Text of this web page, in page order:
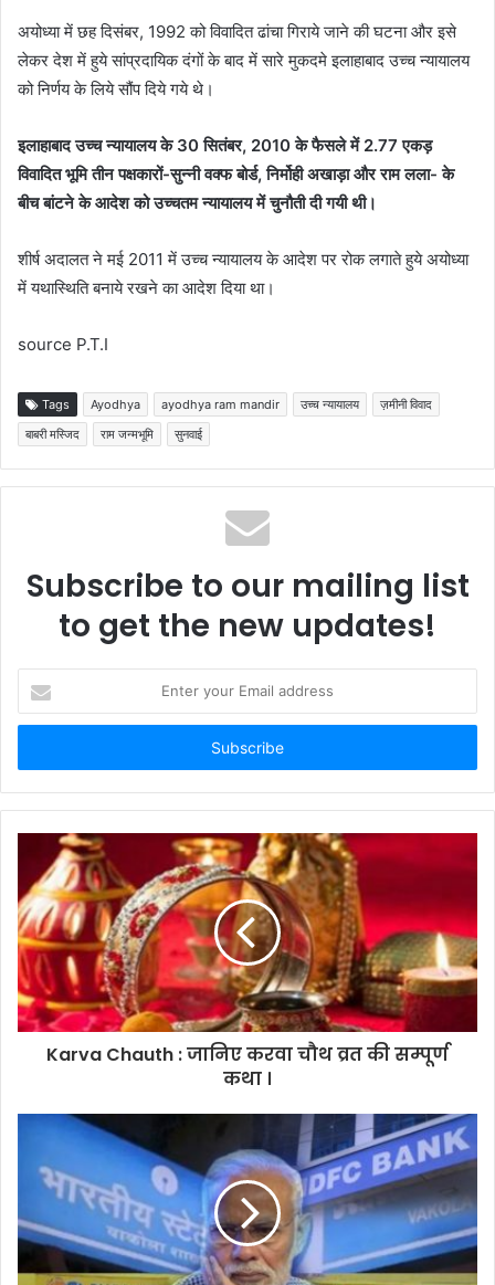
अयोध्या में छह दिसंबर, 1992 को विवादित ढांचा गिराये जाने की घटना और इसे
लेकर देश में हुये सांप्रदायिक दंगों के बाद में सारे मुकदमे इलाहाबाद उच्च न्यायालय
को निर्णय के लिये सौंप दिये गये थे।
इलाहाबाद उच्च न्यायालय के 30 सितंबर, 2010 के फैसले में 2.77 एकड़
विवादित भूमि तीन पक्षकारों-सुन्नी वक्फ बोर्ड, निर्मोही अखाड़ा और राम लला- के
बीच बांटने के आदेश को उच्चतम न्यायालय में चुनौती दी गयी थी।
शीर्ष अदालत ने मई 2011 में उच्च न्यायालय के आदेश पर रोक लगाते हुये अयोध्या
में यथास्थिति बनाये रखने का आदेश दिया था।
source P.T.I
Tags Ayodhya ayodhya ram mandir उच्च न्यायालय
ज़मीनी विवाद
बाबरी मस्जिद
राम जन्मभूमि सुनवाई
Subscribe to our mailing list
to get the new updates!
your
Email
Karva Chauth : जानिए करवा चौथ व्रत की सम्पूर्ण
कथा ।